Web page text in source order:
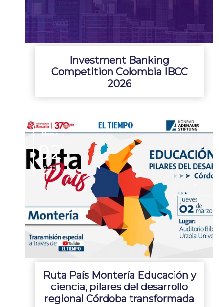
Investment Banking
Competition Colombia IBCC
2026
Marzo
02
2023
Ruta País Montería Educación y
ciencia, pilares del desarrollo
regional Córdoba transformada